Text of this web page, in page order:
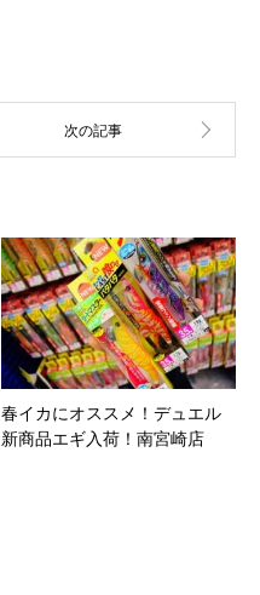
春イカにオススメ！デュエル
新商品エギ入荷！南宮崎店